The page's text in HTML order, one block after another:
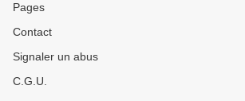
Pages
Contact
Signaler un abus
C.G.U.